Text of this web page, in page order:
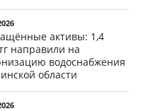
активы: 1,4
направили на
водоснабжения
области